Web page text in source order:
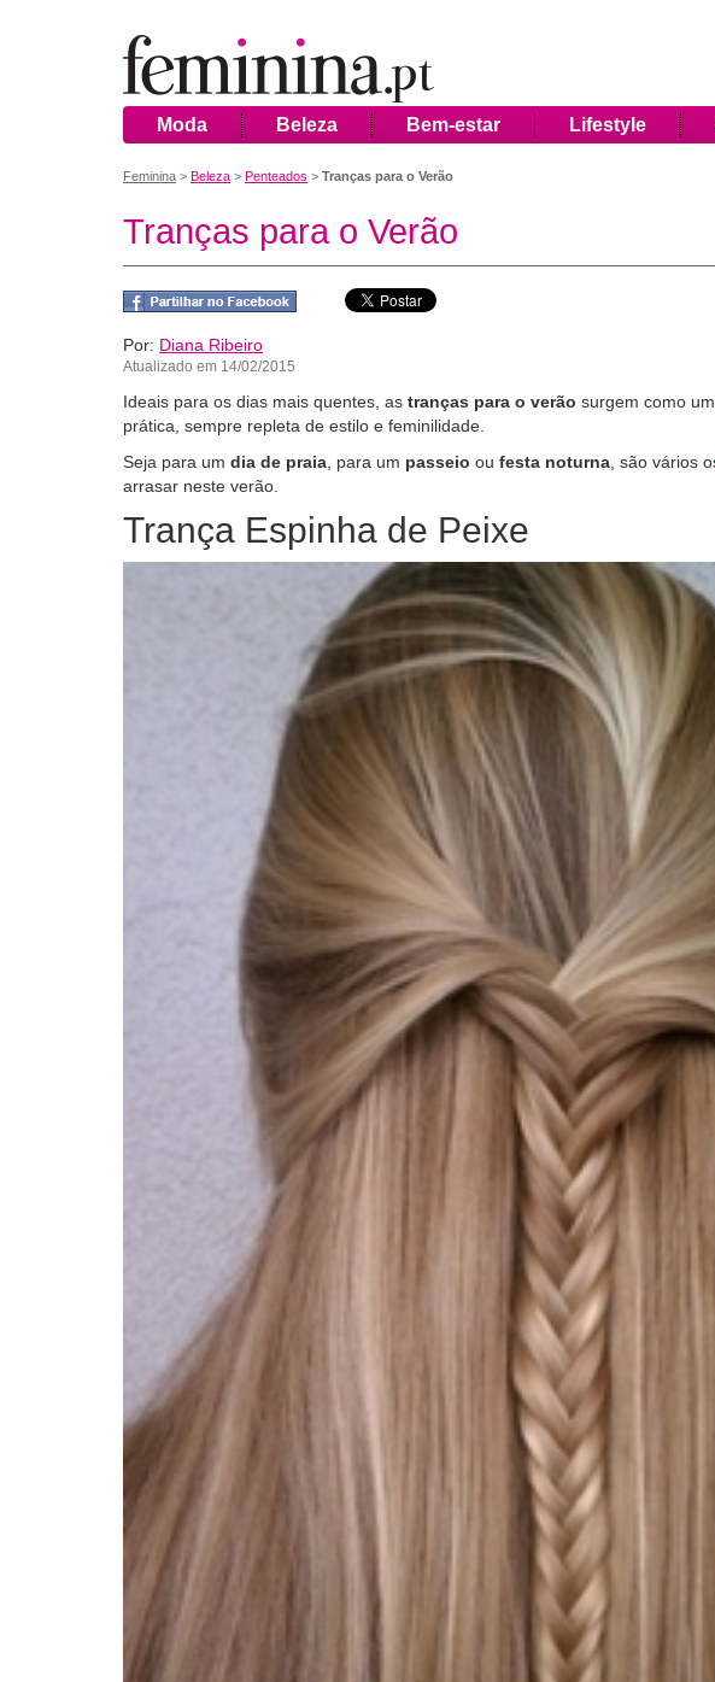
Moda Beleza Bem-estar Lifestyle
Feminina > Beleza > Penteados > Tranças para o Verão
Tranças para o Verão
Por: Diana Ribeiro
Atualizado em 14/02/2015
Ideais para os dias mais quentes, as tranças para o verão surgem como
prática, sempre repleta de estilo e feminilidade.
Seja para um dia de praia , para um passeio ou festa noturna , são vários
arrasar neste verão.
Trança Espinha de Peixe